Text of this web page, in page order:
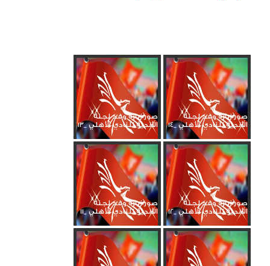
صور زيارة وفد لجنة
الأندية للنادي الأهلي _14
صور زيارة وفد لجنة
الأندية للنادي الأهلي _13
صور زيارة وفد لجنة
الأندية للنادي الأهلي _12
صور زيارة وفد لجنة
الأندية للنادي الأهلي _11